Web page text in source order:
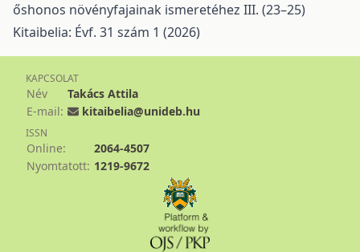
őshonos növényfajainak ismeretéhez III. (23–25)
Kitaibelia: Évf. 31 szám 1 (2026)
KAPCSOLAT
Név
Takács Attila
E-mail:
kitaibelia@unideb.hu
ISSN
Online:
2064-4507
Nyomtatott: 1219-9672